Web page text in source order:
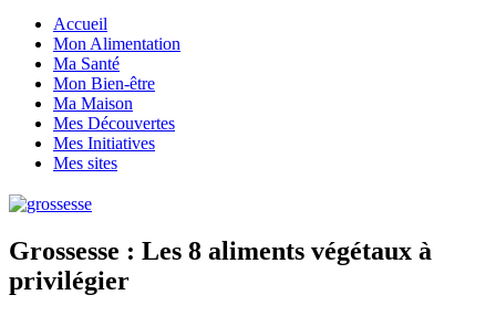
Accueil
Mon Alimentation
Ma Santé
Mon Bien-être
Ma Maison
Mes Découvertes
Mes Initiatives
Mes sites
Grossesse : Les 8 aliments végétaux à
privilégier